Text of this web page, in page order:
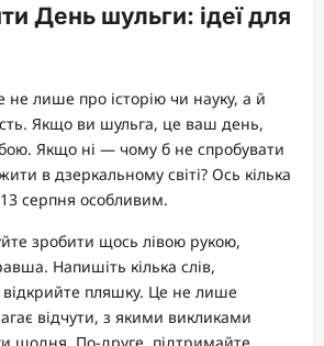
День шульги: ідеї для
лише про історію чи науку, а й
Якщо ви шульга, це ваш день,
Якщо ні — чому б не спробувати
в дзеркальному світі? Ось кілька
серпня особливим.
зробити щось лівою рукою,
Напишіть кілька слів,
відкрийте пляшку. Це не лише
відчути, з якими викликами